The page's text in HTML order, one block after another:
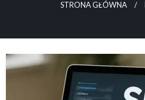
STRONA GŁÓWNA